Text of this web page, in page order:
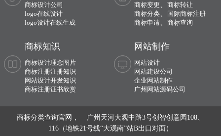
商标设计公司
logo在线设计
logo设计在线生成
商标变更
商标转让
商标分类、
国际商标注册
商标申请、 商标查询
商标知识
商标设计理念图片
商标注册注册知识
网站设计开发知识
商标注册证书欣赏
网站制作
网站设计
网站建设公司
企业网站制作
广州网站源码公司
商标分类查询官网， 广州天河大观中路3号创智创意园108、
116（地铁21号线“大观南”站B出口对面）